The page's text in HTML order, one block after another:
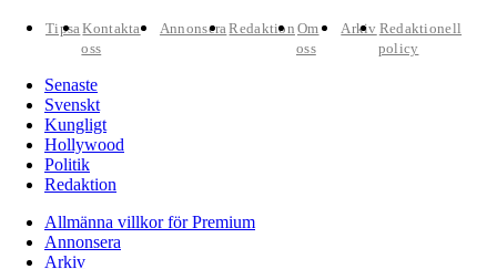
TipsaKontakta
oss
AnnonseraRedaktion Om
oss
Arkiv Redaktionell
policy
Senaste
Svenskt
Kungligt
Hollywood
Politik
Redaktion
Allmänna villkor för Premium
Annonsera
Arkiv